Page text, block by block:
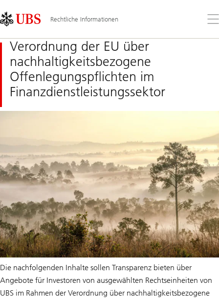
Links
Area
Rechtliche Informationen
Sie
Verordnung der EU über
nachhaltigkeitsbezogene
Offenlegungspflichten im
Finanzdienstleistungssektor
Die nachfolgenden Inhalte sollen Transparenz bieten über
Angebote für Investoren von ausgewählten Rechtseinheiten von
UBS im Rahmen der Verordnung über nachhaltigkeitsbezogene